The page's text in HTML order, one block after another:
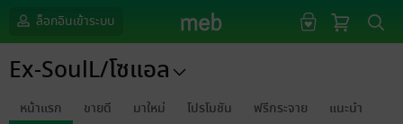
ล็อกอินเข้าระบบ
Ex-SoulL/โซแอล
หน้าแรก ขายดี มาใหม่ โปรโมชัน ฟรีกระจาย แนะนำ